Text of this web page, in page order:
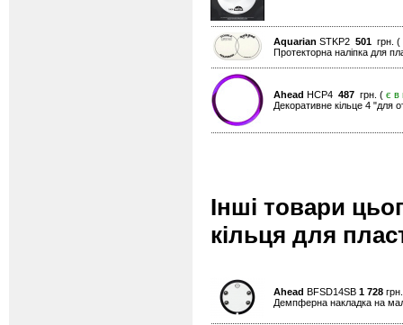
Aquarian STKP2 501 грн. (
Протекторна наліпка для
Ahead HCP4 487 грн. ( є в
Декоративне кільце 4 "для
Інші товари
кільця для
Ahead BFSD14SB 1 728
Демпферна накладка на